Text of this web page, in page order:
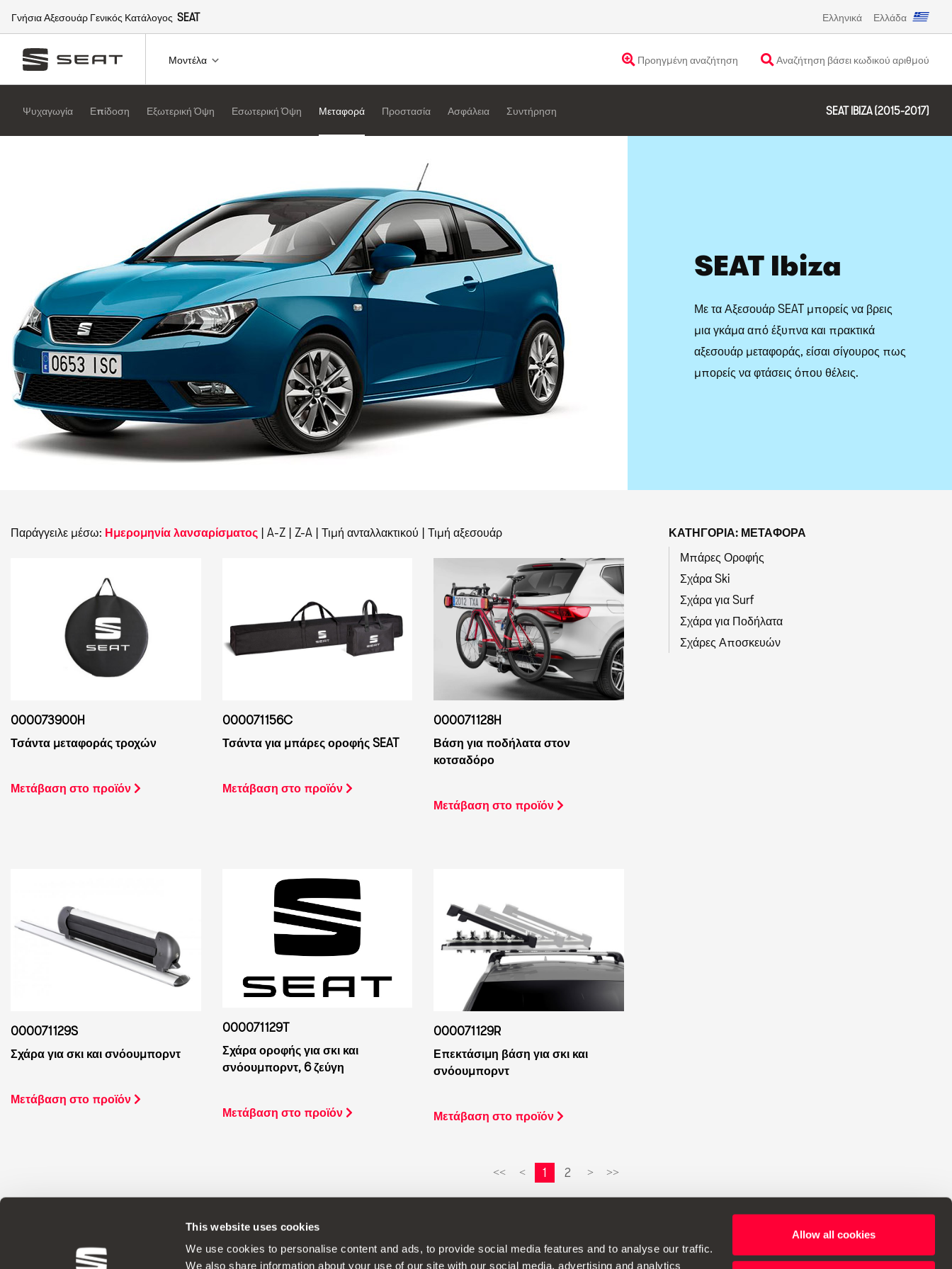
This website uses cookies
We use cookies to personalise content and ads, to provide social media features and to analyse our traffic.
We also share information about your use of our site with our social media, advertising and analytics
Allow all cookies
Γνήσια Αξεσουάρ Γενικός Κατάλογος SEAT Ελληνικά Ελλάδα
Μοντέλα Προηγμένη αναζήτηση Αναζήτηση βάσει κωδικού αριθμού
Ψυχαγωγία Επίδοση Εξωτερική Όψη Εσωτερική Όψη Μεταφορά Προστασία Ασφάλεια Συντήρηση SEAT IBIZA (2015-2017)
SEAT Ibiza
Με τα Αξεσουάρ SEAT μπορείς να βρεις
μια γκάμα από έξυπνα και πρακτικά
αξεσουάρ μεταφοράς, είσαι σίγουρος πως
μπορείς να φτάσεις όπου θέλεις.
Παράγγειλε μέσω: Ημερομηνία λανσαρίσματος | A-Z | Z-A | Τιμή ανταλλακτικού | Τιμή αξεσουάρ
000073900H
Τσάντα μεταφοράς τροχών
Μετάβαση στο προϊόν
000071156C
Τσάντα για μπάρες οροφής SEAT
Μετάβαση στο προϊόν
000071128H
Βάση για ποδήλατα στον
κοτσαδόρο
Μετάβαση στο προϊόν
000071129S
Σχάρα για σκι και σνόουμπορντ
Μετάβαση στο προϊόν
000071129T
Σχάρα οροφής για σκι και
σνόουμπορντ, 6 ζεύγη
Μετάβαση στο προϊόν
000071129R
Επεκτάσιμη βάση για σκι και
σνόουμπορντ
Μετάβαση στο προϊόν
<< < 1 2 > >>
ΚΑΤΗΓΟΡΊΑ: ΜΕΤΑΦΟΡΆ
Μπάρες Οροφής
Σχάρα Ski
Σχάρα για Surf
Σχάρα για Ποδήλατα
Σχάρες Αποσκευών
Γνήσια Αξεσουάρ Η SEAT εφαρμόζει μια συνεχή αναπτυξιακή πολιτική στα προϊόντα της και διατηρεί το δικαίωμα να κάνει αλλαγές στις προδιαγραφές.